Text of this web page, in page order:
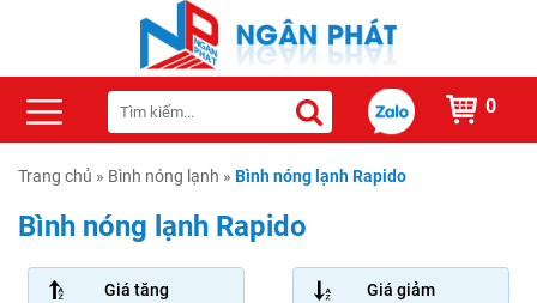
0
Trang chủ » Bình nóng lạnh » Bình nóng lạnh Rapido
Bình nóng lạnh Rapido
Giá tăng Giá giảm